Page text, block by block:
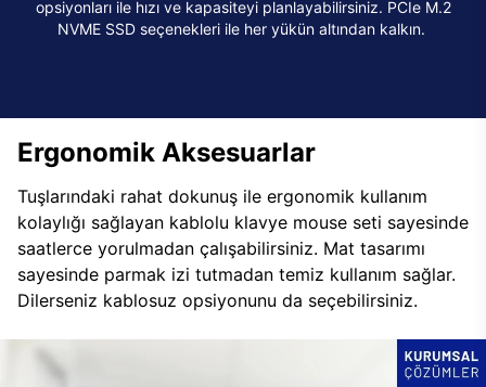
opsiyonları ile hızı ve kapasiteyi planlayabilirsiniz. PCIe M.2
NVME SSD seçenekleri ile her yükün altından kalkın.
Ergonomik Aksesuarlar
Tuşlarındaki rahat dokunuş ile ergonomik kullanım
kolaylığı sağlayan kablolu klavye mouse seti sayesinde
saatlerce yorulmadan çalışabilirsiniz. Mat tasarımı
sayesinde parmak izi tutmadan temiz kullanım sağlar.
Dilerseniz kablosuz opsiyonunu da seçebilirsiniz.